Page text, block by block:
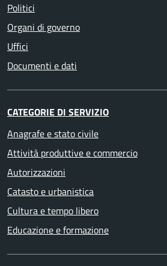
Politici
Organi di governo
Uffici
Documenti e dati
CATEGORIE DI SERVIZIO
Anagrafe e stato civile
Attività produttive e commercio
Autorizzazioni
Catasto e urbanistica
Cultura e tempo libero
Educazione e formazione